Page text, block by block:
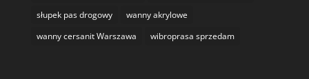
słupek pas drogowy
wanny akrylowe
wanny cersanit Warszawa
wibroprasa sprzedam